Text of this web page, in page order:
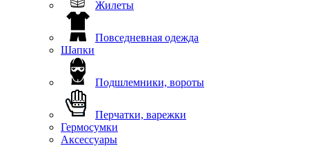
Жилеты
Повседневная одежда
Шапки
Подшлемники, вороты
Перчатки, варежки
Гермосумки
Аксессуары